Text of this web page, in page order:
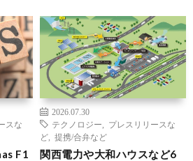
スな
F1
2026.07.30
テクノロジー
プレスリリースな
ど
提携/合弁など
関西電力や大和ハウスなど6